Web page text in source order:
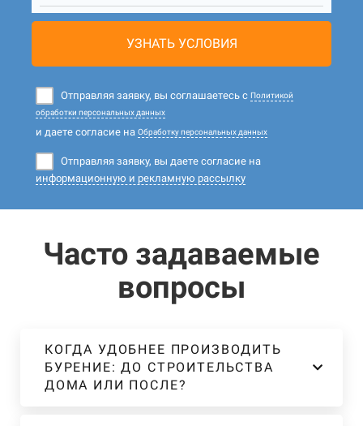
УЗНАТЬ УСЛОВИЯ
Отправляя заявку, вы соглашаетесь с Политикой
обработки персональных данных
и даете согласие на Обработку персональных данных
Отправляя заявку, вы даете согласие на
информационную и рекламную рассылку
Часто задаваемые
вопросы
КОГДА УДОБНЕЕ ПРОИЗВОДИТЬ
БУРЕНИЕ: ДО СТРОИТЕЛЬСТВА
ДОМА ИЛИ ПОСЛЕ?